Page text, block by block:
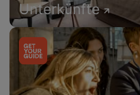
Unterkünfte